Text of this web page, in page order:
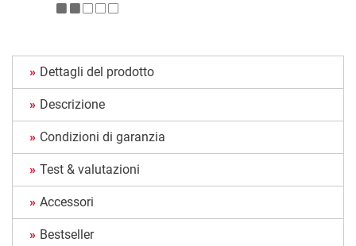
Dettagli del prodotto
Descrizione
Condizioni di garanzia
Test & valutazioni
Accessori
Bestseller